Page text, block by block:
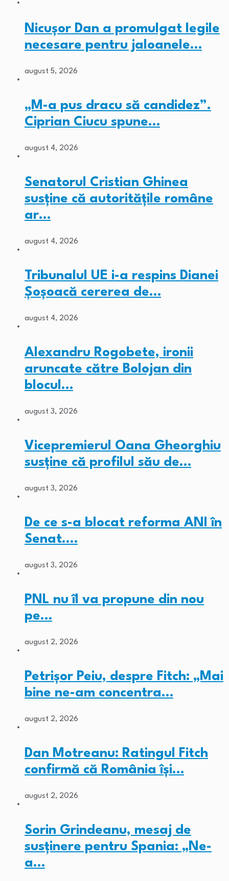
Nicușor Dan a promulgat legile
necesare pentru jaloanele…
august 5, 2026
„M-a pus dracu să candidez”.
Ciprian Ciucu spune…
august 4, 2026
Senatorul Cristian Ghinea
susține că autoritățile române
ar…
august 4, 2026
Tribunalul UE i-a respins Dianei
Șoșoacă cererea de…
august 4, 2026
Alexandru Rogobete, ironii
aruncate către Bolojan din
blocul…
august 3, 2026
Vicepremierul Oana Gheorghiu
susține că profilul său de…
august 3, 2026
De ce s-a blocat reforma ANI în
Senat.…
august 3, 2026
PNL nu îl va propune din nou
pe…
august 2, 2026
Petrișor Peiu, despre Fitch: „Mai
bine ne-am concentra…
august 2, 2026
Dan Motreanu: Ratingul Fitch
confirmă că România își…
august 2, 2026
Sorin Grindeanu, mesaj de
susținere pentru Spania: „Ne-
a…